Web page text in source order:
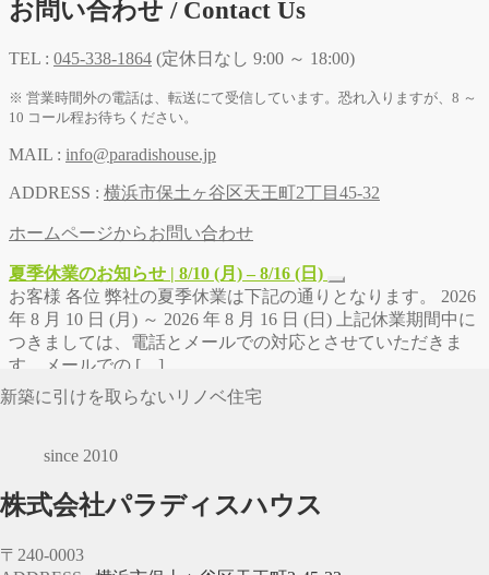
新築に引けを取らないリノベ住宅
since 2010
株式会社パラディスハウス
〒240-0003
お問い合わせ / Contact Us
TEL : 045-338-1864 (定休日なし 9:00 ～ 18:00)
※ 営業時間外の電話は、転送にて受信しています。恐れ入りますが、8 ～
10 コール程お待ちください。
MAIL : info@paradishouse.jp
ADDRESS : 横浜市保土ヶ谷区天王町2丁目45-32
ホームページからお問い合わせ
夏季休業のお知らせ | 8/10 (月) – 8/16 (日)
お客様 各位 弊社の夏季休業は下記の通りとなります。 2026
年 8 月 10 日 (月) ～ 2026 年 8 月 16 日 (日) 上記休業期間中に
つきましては、電話とメールでの対応とさせていただきま
す。メールでの […]